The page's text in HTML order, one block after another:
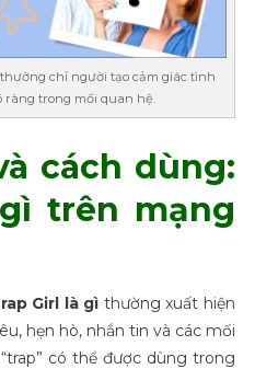
chỉ người tạo cảm giác tình
trong mối quan hệ.
cách dùng:
trên mạng
Girl là gì thường xuất hiện
hẹn hò, nhắn tin và các mối
có thể được dùng trong